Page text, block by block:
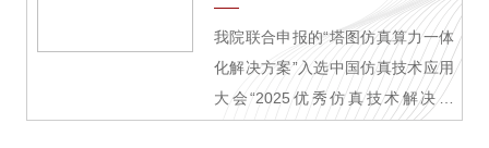
我院联合申报的“塔图仿真算力一体
化解决方案”入选中国仿真技术应用
大会“2025优秀仿真技术解决方